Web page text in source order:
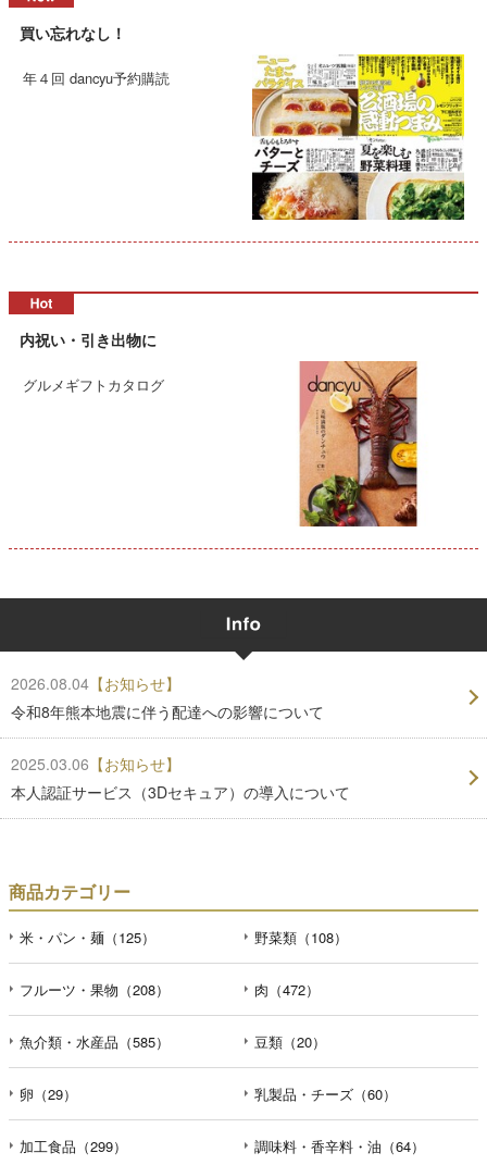
買い忘れなし！
年４回 dancyu予約購読
内祝い・引き出物に
グルメギフトカタログ
2026.08.04 【お知らせ】
令和8年熊本地震に伴う配達への影響について
2025.03.06 【お知らせ】
本人認証サービス（3Dセキュア）の導入について
商品カテゴリー
米・パン・麺（125） 野菜類（108）
フルーツ・果物（208） 肉（472）
魚介類・水産品（585） 豆類（20）
卵（29） 乳製品・チーズ（60）
加工食品（299） 調味料・香辛料・油（64）